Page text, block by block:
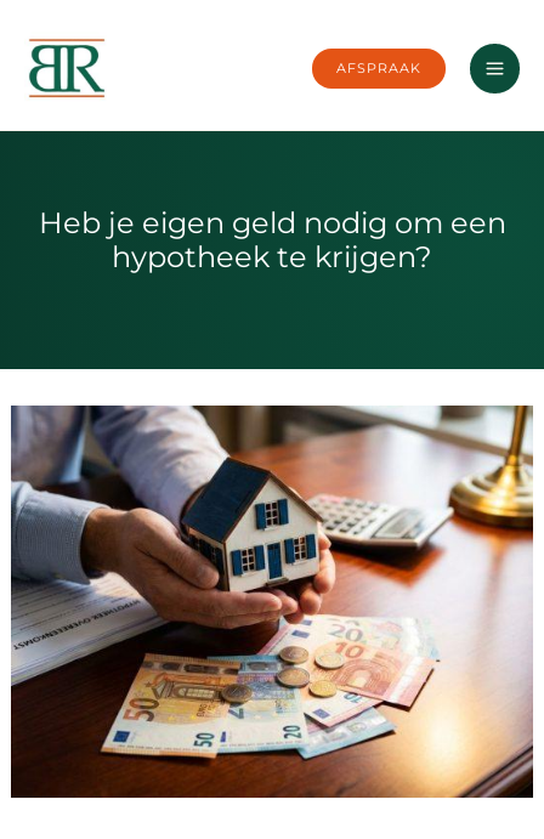
naar
inhoud
AFSPRAAK
Heb je eigen geld nodig om een
hypotheek te krijgen?